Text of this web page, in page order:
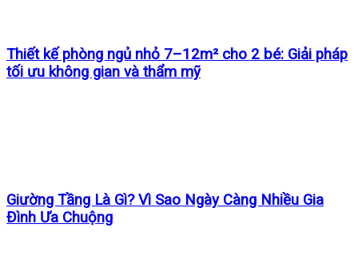
Thiết kế phòng ngủ nhỏ 7–12m² cho 2 bé: Giải pháp
tối ưu không gian và thẩm mỹ
Giường Tầng Là Gì? Vì Sao Ngày Càng Nhiều Gia
Đình Ưa Chuộng